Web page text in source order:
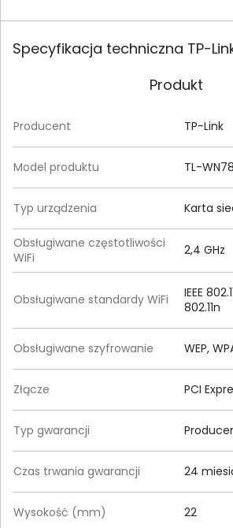
Specyfikacja techniczna TP-
Produkt
Producent TP-Link
Model produktu TL-
Typ urządzenia Karta
Obsługiwane częstotliwości
WiFi
2,4 GHz
Obsługiwane standardy WiFi
IEEE
802.11n
Obsługiwane szyfrowanie WEP,
Złącze PCI
Typ gwarancji
Czas trwania gwarancji 24
Wysokość (mm) 22